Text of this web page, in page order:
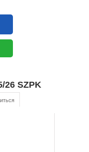
26 SZPK